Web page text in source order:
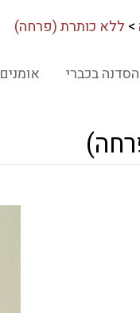
> ללא כותרת (פרחה)
אומנים הסדנה בכברי